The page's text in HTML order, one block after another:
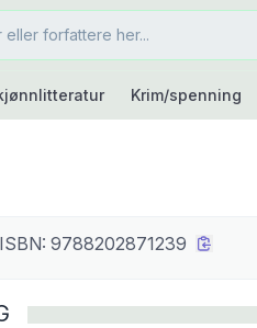
Krim/spenning
ISBN: 9788202871239